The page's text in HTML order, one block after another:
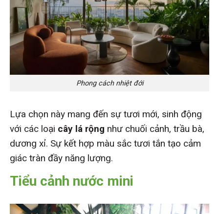
Phong cách nhiệt đới
Lựa chọn này mang đến sự tươi mới, sinh động
với các loại cây lá rộng như chuối cảnh, trầu bà,
dương xỉ. Sự kết hợp màu sắc tươi tắn tạo cảm
giác tràn đầy năng lượng.
Tiểu cảnh nước mini